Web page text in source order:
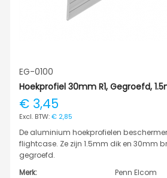
EG-0100
Hoekprofiel 30mm R1, Gegroefd,
€ 3,45
€ 2,85
De aluminium hoekprofielen
flightcase. Ze zijn 1.5mm dik en 30mm
gegroefd.
Merk:
Penn Elcom